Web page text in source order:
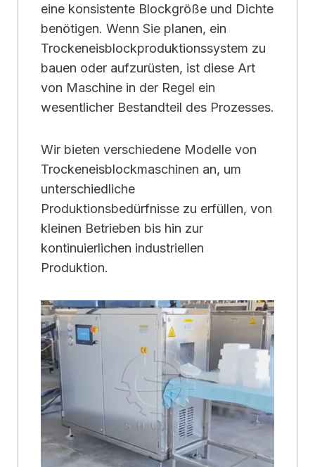
eine konsistente Blockgröße und Dichte
benötigen. Wenn Sie planen, ein
Trockeneisblockproduktionssystem zu
bauen oder aufzurüsten, ist diese Art
von Maschine in der Regel ein
wesentlicher Bestandteil des Prozesses.
Wir bieten verschiedene Modelle von
Trockeneisblockmaschinen an, um
unterschiedliche
Produktionsbedürfnisse zu erfüllen, von
kleinen Betrieben bis hin zur
kontinuierlichen industriellen
Produktion.